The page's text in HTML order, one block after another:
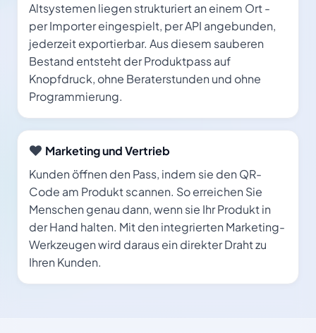
Altsystemen liegen strukturiert an einem Ort -
per Importer eingespielt, per API angebunden,
jederzeit exportierbar. Aus diesem sauberen
Bestand entsteht der Produktpass auf
Knopfdruck, ohne Beraterstunden und ohne
Programmierung.
Marketing und Vertrieb
Kunden öffnen den Pass, indem sie den QR-
Code am Produkt scannen. So erreichen Sie
Menschen genau dann, wenn sie Ihr Produkt in
der Hand halten. Mit den integrierten Marketing-
Werkzeugen wird daraus ein direkter Draht zu
Ihren Kunden.